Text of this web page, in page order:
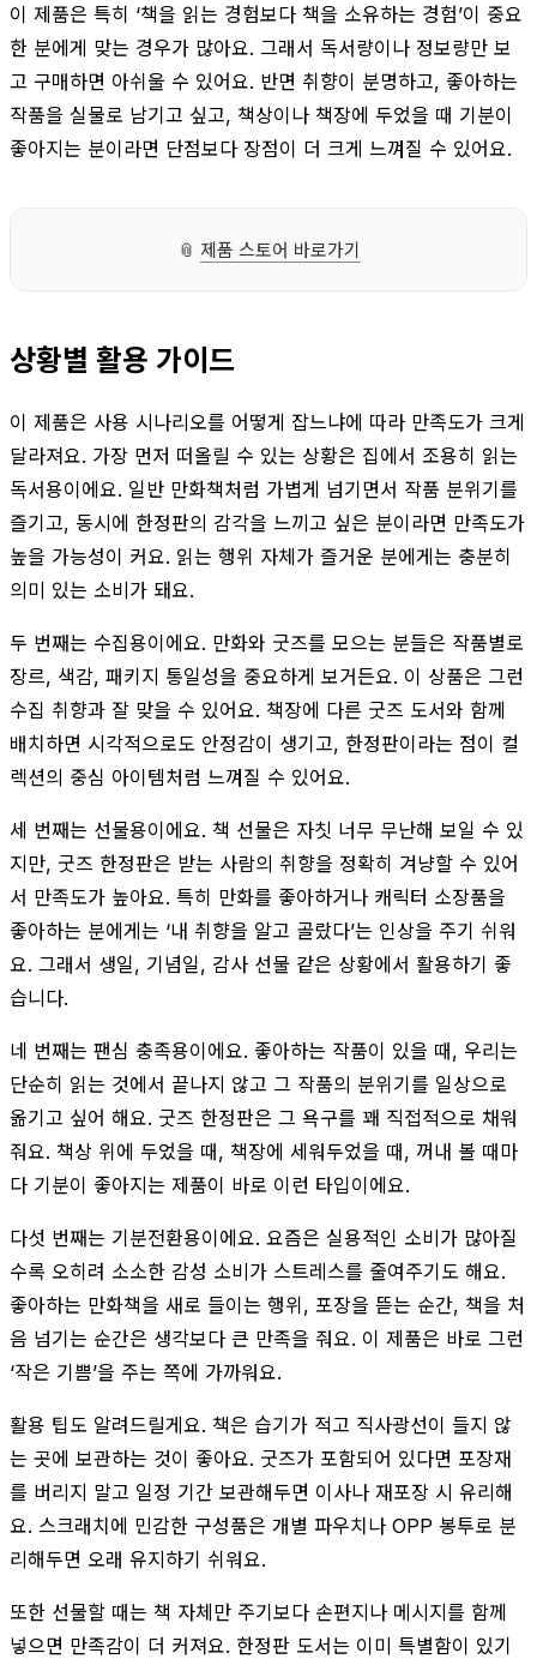
이 제품은 특히 ‘책을 읽는 경험보다 책을 소유하는 경험’이 중요
한 분에게 맞는 경우가 많아요. 그래서 독서량이나 정보량만 보
고 구매하면 아쉬울 수 있어요. 반면 취향이 분명하고, 좋아하는
작품을 실물로 남기고 싶고, 책상이나 책장에 두었을 때 기분이
좋아지는 분이라면 단점보다 장점이 더 크게 느껴질 수 있어요.
📎 제품 스토어 바로가기
상황별 활용 가이드
이 제품은 사용 시나리오를 어떻게 잡느냐에 따라 만족도가 크게
달라져요. 가장 먼저 떠올릴 수 있는 상황은 집에서 조용히 읽는
독서용이에요. 일반 만화책처럼 가볍게 넘기면서 작품 분위기를
즐기고, 동시에 한정판의 감각을 느끼고 싶은 분이라면 만족도가
높을 가능성이 커요. 읽는 행위 자체가 즐거운 분에게는 충분히
의미 있는 소비가 돼요.
두 번째는 수집용이에요. 만화와 굿즈를 모으는 분들은 작품별로
장르, 색감, 패키지 통일성을 중요하게 보거든요. 이 상품은 그런
수집 취향과 잘 맞을 수 있어요. 책장에 다른 굿즈 도서와 함께
배치하면 시각적으로도 안정감이 생기고, 한정판이라는 점이 컬
렉션의 중심 아이템처럼 느껴질 수 있어요.
세 번째는 선물용이에요. 책 선물은 자칫 너무 무난해 보일 수 있
지만, 굿즈 한정판은 받는 사람의 취향을 정확히 겨냥할 수 있어
서 만족도가 높아요. 특히 만화를 좋아하거나 캐릭터 소장품을
좋아하는 분에게는 ‘내 취향을 알고 골랐다’는 인상을 주기 쉬워
요. 그래서 생일, 기념일, 감사 선물 같은 상황에서 활용하기 좋
습니다.
네 번째는 팬심 충족용이에요. 좋아하는 작품이 있을 때, 우리는
단순히 읽는 것에서 끝나지 않고 그 작품의 분위기를 일상으로
옮기고 싶어 해요. 굿즈 한정판은 그 욕구를 꽤 직접적으로 채워
줘요. 책상 위에 두었을 때, 책장에 세워두었을 때, 꺼내 볼 때마
다 기분이 좋아지는 제품이 바로 이런 타입이에요.
다섯 번째는 기분전환용이에요. 요즘은 실용적인 소비가 많아질
수록 오히려 소소한 감성 소비가 스트레스를 줄여주기도 해요.
좋아하는 만화책을 새로 들이는 행위, 포장을 뜯는 순간, 책을 처
음 넘기는 순간은 생각보다 큰 만족을 줘요. 이 제품은 바로 그런
‘작은 기쁨’을 주는 쪽에 가까워요.
활용 팁도 알려드릴게요. 책은 습기가 적고 직사광선이 들지 않
는 곳에 보관하는 것이 좋아요. 굿즈가 포함되어 있다면 포장재
를 버리지 말고 일정 기간 보관해두면 이사나 재포장 시 유리해
요. 스크래치에 민감한 구성품은 개별 파우치나 OPP 봉투로 분
리해두면 오래 유지하기 쉬워요.
또한 선물할 때는 책 자체만 주기보다 손편지나 메시지를 함께
넣으면 만족감이 더 커져요. 한정판 도서는 이미 특별함이 있기